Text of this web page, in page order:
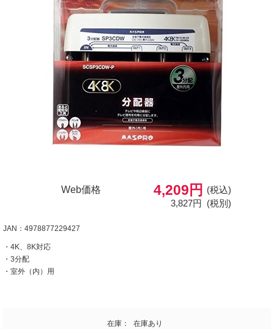
Web価格 4,209円
(税込)
3,827円 (税別)
JAN：4978877229427
・4K、8K対応
・3分配
・室外（内）用
在庫：
在庫あり